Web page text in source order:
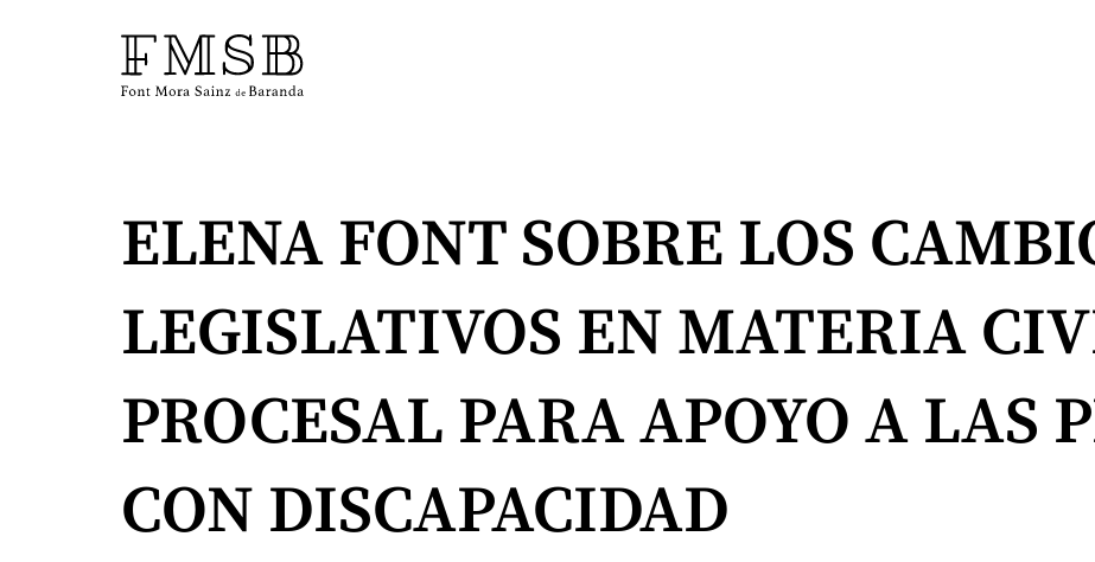
Font Mora Sainz de Baranda
Equipo
Servicios
Noticias
ELENA FONT SOBRE LOS
LEGISLATIVOS EN MATERIA
PROCESAL PARA APOYO A LAS
CON DISCAPACIDAD